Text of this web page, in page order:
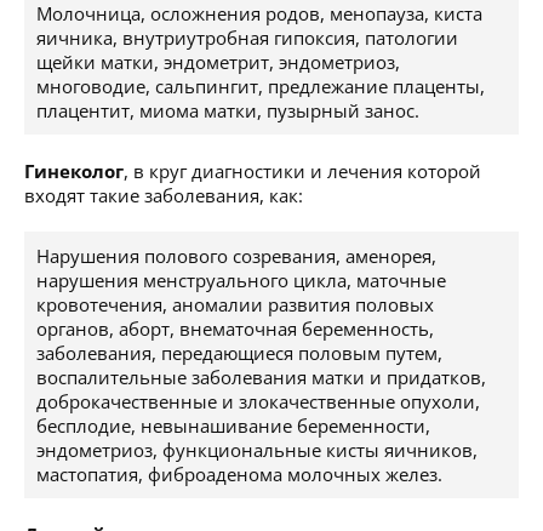
Молочница, осложнения родов, менопауза, киста
яичника, внутриутробная гипоксия, патологии
щейки матки, эндометрит, эндометриоз,
многоводие, сальпингит, предлежание плаценты,
плацентит, миома матки, пузырный занос.
Гинеколог, в круг диагностики и лечения которой
входят такие заболевания, как:
Нарушения полового созревания, аменорея,
нарушения менструального цикла, маточные
кровотечения, аномалии развития половых
органов, аборт, внематочная беременность,
заболевания, передающиеся половым путем,
воспалительные заболевания матки и придатков,
доброкачественные и злокачественные опухоли,
бесплодие, невынашивание беременности,
эндометриоз, функциональные кисты яичников,
мастопатия, фиброаденома молочных желез.